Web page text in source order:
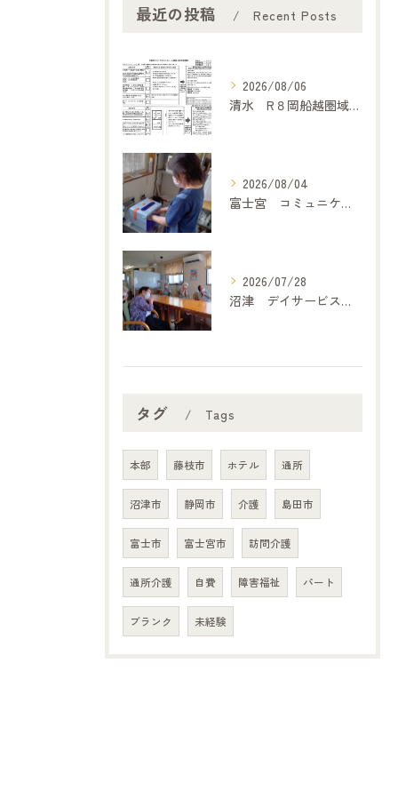
最近の投稿 Recent Posts
2026/08/06
清水 R８岡船越圏域主任介護支援専門委員連絡会（7月２１日）に参加して
2026/08/04
富士宮 コミュニケーション
2026/07/28
沼津 デイサービス「どうぞの家」 歌体操
タグ Tags
本部 藤枝市 ホテル 通所
沼津市 静岡市 介護 島田市
富士市 富士宮市 訪問介護
通所介護 自費 障害福祉 パート
ブランク 未経験